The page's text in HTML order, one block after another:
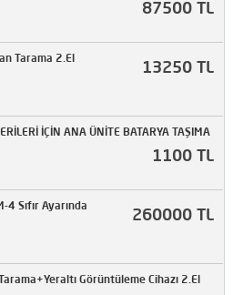
87500 TL
Tarama 2.El
13250 TL
İÇİN ANA ÜNİTE BATARYA TAŞIMA
1100 TL
4 Sıfır Ayarında
260000 TL
Görüntüleme Cihazı 2.El